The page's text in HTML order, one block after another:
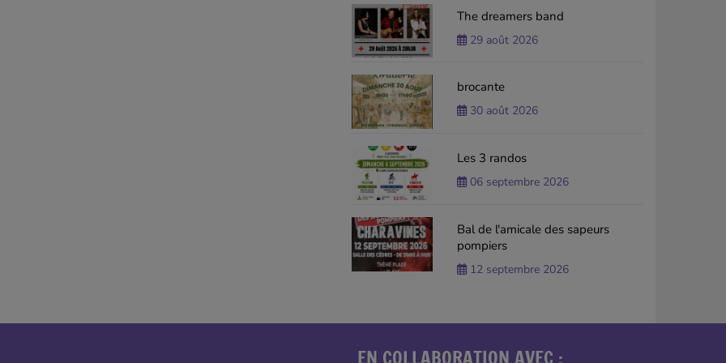
The dreamers band
29 août 2026
brocante
30 août 2026
Les 3 randos
06 septembre 2026
Bal de l'amicale des sapeurs
pompiers
12 septembre 2026
EN COLLABORATION AVEC :